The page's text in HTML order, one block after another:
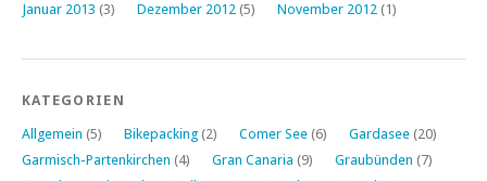
Januar 2013 (3) Dezember 2012 (5) November 2012 (1)
KATEGORIEN
Allgemein (5) Bikepacking (2) Comer See (6) Gardasee (20)
Garmisch-Partenkirchen (4) Gran Canaria (9) Graubünden (7)